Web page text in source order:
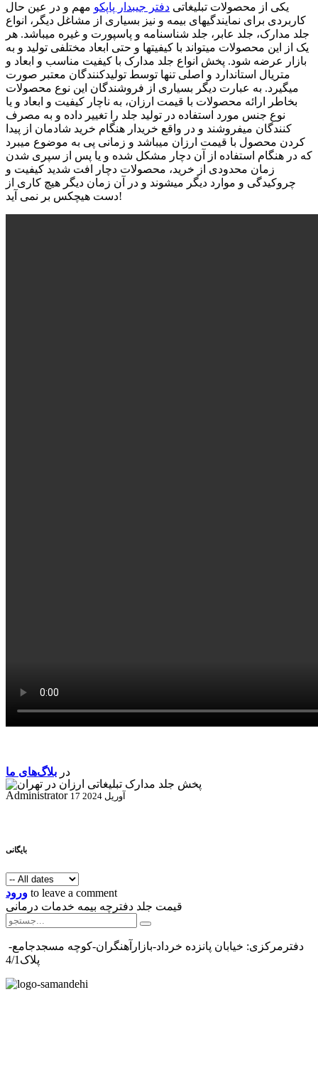
یکی از محصولات تبلیغاتی دفتر جیبدار پاپکو مهم و در عین حال
کاربردی برای نمایندگیهای بیمه و نیز بسیاری از مشاغل دیگر، انواع
جلد مدارک، جلد عابر، جلد شناسنامه و پاسپورت و غیره میباشد. هر
یک از این محصولات میتواند با کیفیتها و حتی ابعاد مختلفی تولید و به
بازار عرضه شود. پخش انواع جلد مدارک با کیفیت مناسب و ابعاد و
متریال استاندارد و اصلی تنها توسط تولیدکنندگان معتبر صورت
میگیرد. به عبارت دیگر بسیاری از فروشندگان این نوع محصولات
بخاطر ارائه محصولات با قیمت ارزان، به ناچار کیفیت و ابعاد و یا
نوع جنس مورد استفاده در تولید جلد را تغییر داده و به مصرف
کنندگان میفروشند و در واقع خریدار هنگام خرید شادمان از پیدا
کردن محصول با قیمت ارزان میباشد و زمانی پی به موضوع میبرد
که در هنگام استفاده از آن دچار مشکل شده و یا پس از سپری شدن
زمان محدودی از خرید، محصولات دچار افت شدید کیفیت و
چروکیدگی و موارد دیگر میشوند و در آن زمان دیگر هیچ کاری از
دست هیچکس بر نمی آید!
در بلاگ‌های ما
Administrator
17 آوریل 2024
بایگانی
ورود to leave a comment
قیمت جلد دفترچه بیمه خدمات درمانی
پلاک4/1